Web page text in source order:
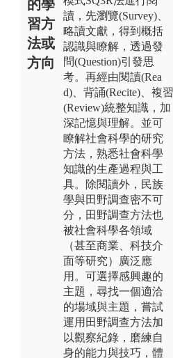
的學
習方
法或
方向
讀，先瀏覽(Survey)、
略讀文獻，得到概括
認識與瞭解，透過發
問(Question)引發思
考。再經由閱讀(Rea
d)、背誦(Recite)、複習
(Review)統整知識，加
深記憶與理解。並可
瞭解社會科學的研究
方法，熟悉社會科學
知識的生產過程與工
具。除閱讀外，民族
學與田野調查密不可
分，田野調查方法也
被社會科學各領域
（甚至商業、科技介
面等研究）廣泛應
用。可選擇感興趣的
主題，尋找一個適洽
的場域與主題，嘗試
運用田野調查方法加
以觀察紀錄，磨練自
身的能力與技巧，體